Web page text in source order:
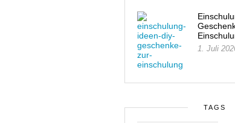
1. Juli
TAGS